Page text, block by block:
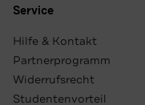
Service
Hilfe & Kontakt
Partnerprogramm
Widerrufsrecht
Studentenvorteil